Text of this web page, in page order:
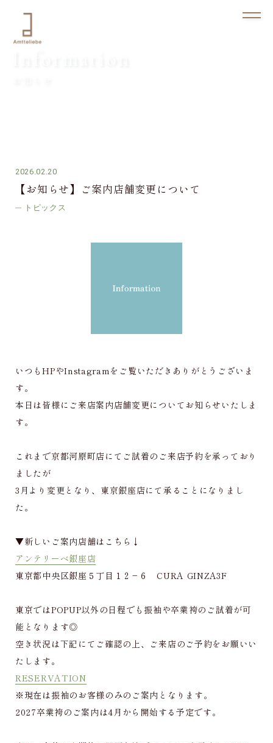
2026.02.20
【お知らせ】ご案内店舗変更について
トピックス
いつもHPやInstagramをご覧いただきありがとうございま
す。
本日は皆様にご来店案内店舗変更についてお知らせいたしま
す。
これまで京都河原町店にてご試着のご来店予約を承っており
ましたが
3月より変更となり、東京銀座店にて承ることになりまし
た。
▼新しいご案内店舗はこちら↓
アンテリーベ銀座店
東京都中央区銀座５丁目１２−６ CURA GINZA3F
東京ではPOPUP以外の日程でも振袖や卒業袴のご試着が可
能となります◎
空き状況は下記にてご確認の上、ご来店のご予約をお願いい
たします。
RESERVATION
※現在は振袖のお客様のみのご案内となります。
2027卒業袴のご案内は4月から開始する予定です。